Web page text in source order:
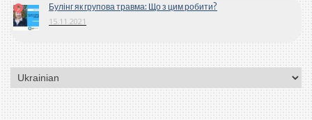
Булінг як групова травма: Що з цим робити?
15.11.2021
Вибрати
мову